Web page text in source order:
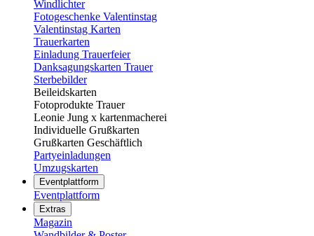
Windlichter
Fotogeschenke Valentinstag
Valentinstag Karten
Trauerkarten
Einladung Trauerfeier
Danksagungskarten Trauer
Sterbebilder
Beileidskarten
Fotoprodukte Trauer
Leonie Jung x kartenmacherei
Individuelle Grußkarten
Grußkarten Geschäftlich
Partyeinladungen
Umzugskarten
Eventplattform
Eventplattform
Extras
Magazin